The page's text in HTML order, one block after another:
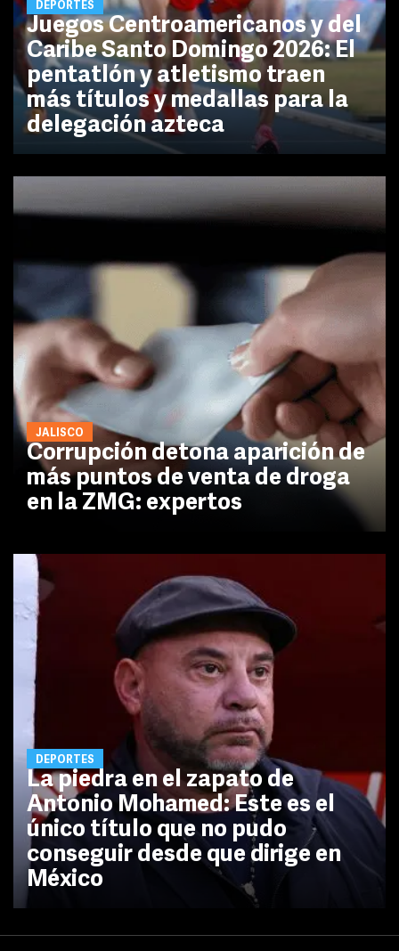
DEPORTES
Juegos Centroamericanos y del
Caribe Santo Domingo 2026: El
pentatlón y atletismo traen
más títulos y medallas para la
delegación azteca
JALISCO
Corrupción detona aparición de
más puntos de venta de droga
en la ZMG: expertos
DEPORTES
La piedra en el zapato de
Antonio Mohamed: Este es el
único título que no pudo
conseguir desde que dirige en
México